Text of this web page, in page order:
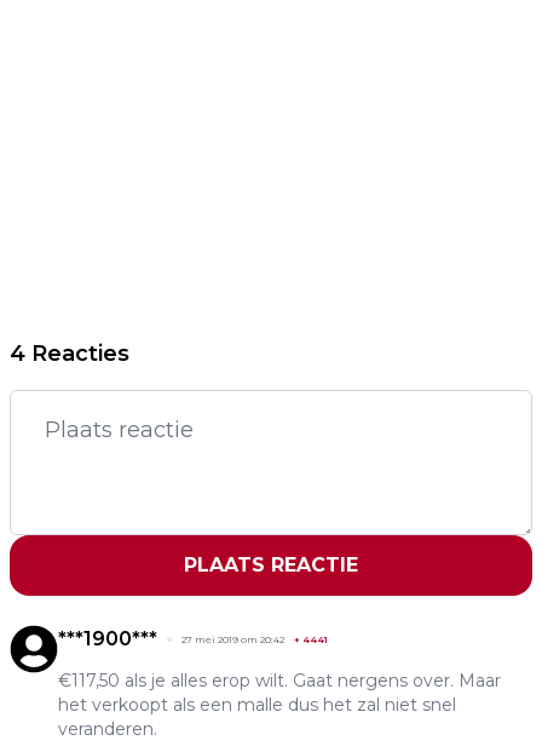
4 Reacties
PLAATS REACTIE
***1900*** 27 mei 2019 om 20:42 + 4441
€117,50 als je alles erop wilt. Gaat nergens over. Maar
het verkoopt als een malle dus het zal niet snel
veranderen.